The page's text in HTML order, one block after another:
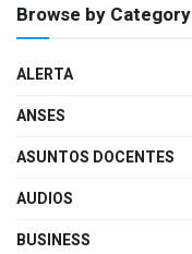
Browse by Category
ALERTA
ANSES
ASUNTOS DOCENTES
AUDIOS
BUSINESS